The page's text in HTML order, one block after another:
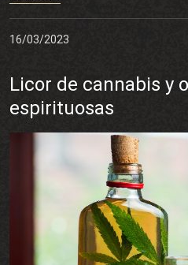
16/03/2023
Licor de cannabis y
espirituosas